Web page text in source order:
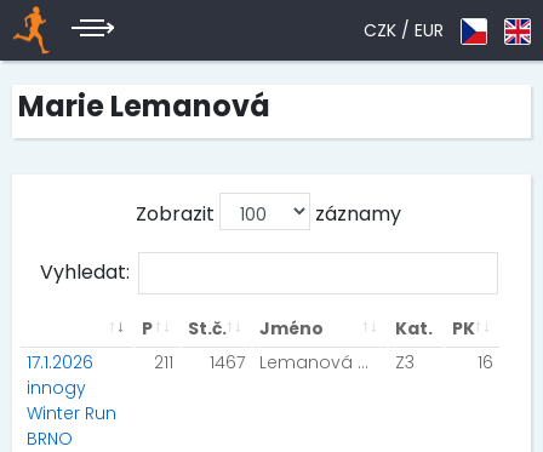
CZK / EUR
Marie Lemanová
Zobrazit záznamy
Vyhledat:
P St.č. Jméno Kat.
PK
17.1.2026
innogy
Winter Run
BRNO
211 1467 Lemanová Marie Z3 16